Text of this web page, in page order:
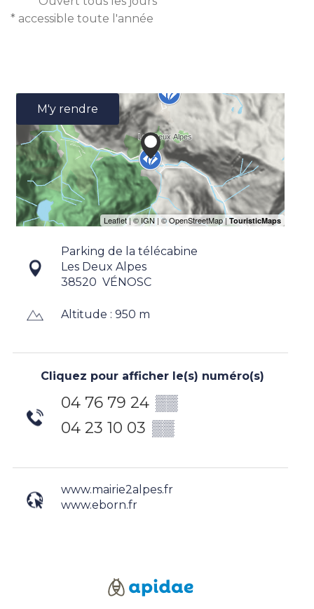
* accessible toute l'année
M'y rendre
Parking de la télécabine
Les Deux Alpes
38520 VÉNOSC
Altitude : 950 m
Cliquez pour afficher le(s) numéro(s)
04 76 79 24 ▒▒
04 23 10 03 ▒▒
www.mairie2alpes.fr
www.eborn.fr